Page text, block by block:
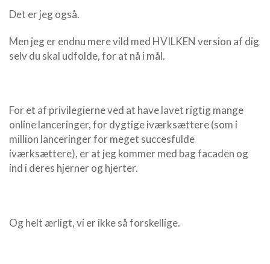
Det er jeg også.
Men jeg er endnu mere vild med HVILKEN version af dig
selv du skal udfolde, for at nå i mål.
For et af privilegierne ved at have lavet rigtig mange
online lanceringer, for dygtige iværksættere (som i
million lanceringer for meget succesfulde
iværksættere), er at jeg kommer med bag facaden og
ind i deres hjerner og hjerter.
Og helt ærligt, vi er ikke så forskellige.